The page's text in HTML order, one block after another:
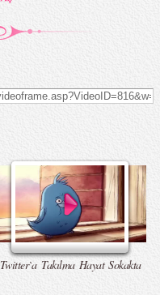
Twitter`a Takılma Hayat Sokakta